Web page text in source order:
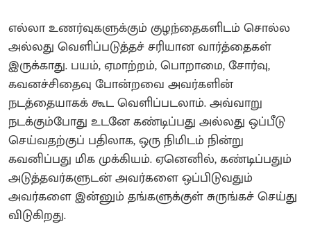
எல்லா உணர்வுகளுக்கும் குழந்தைகளிடம் சொல்ல
அல்லது வெளிப்படுத்தச் சரியான வார்த்தைகள்
இருக்காது. பயம், ஏமாற்றம், பொறாமை, சோர்வு,
கவனச்சிதைவு போன்றவை அவர்களின்
நடத்தையாகக் கூட வெளிப்படலாம். அவ்வாறு
நடக்கும்போது உடனே கண்டிப்பது அல்லது ஒப்பீடு
செய்வதற்குப் பதிலாக, ஒரு நிமிடம் நின்று
கவனிப்பது மிக முக்கியம். ஏனெனில், கண்டிப்பதும்
அடுத்தவர்களுடன் அவர்களை ஒப்பிடுவதும்
அவர்களை இன்னும் தங்களுக்குள் சுருங்கச் செய்து
விடுகிறது.